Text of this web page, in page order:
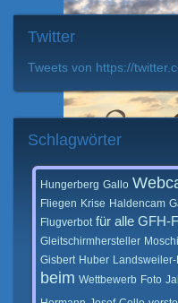
Twitter
Tweets von https://
Schlagwörter
Hungerberg Gallo
Fliegen Krise Haldencam
Flugverbot für alle GFH-
Gleitschirmhersteller
Gisbert Huber
beim Wettbewerb Foto